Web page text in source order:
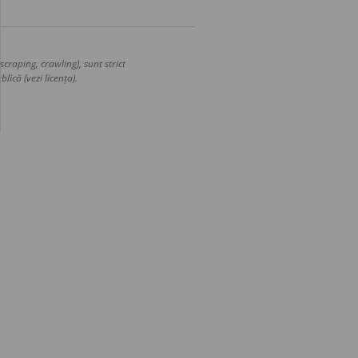
crawling), sunt strict
(vezi licența).